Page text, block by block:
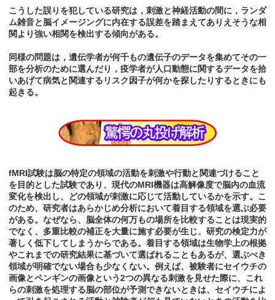
こうした誤りを犯している研究は，刺激と神経活動の間に，ランダ
ム雑音と脳イメージングに内在する誤差を踏まえてありえそうな相
関より強い相関を検出する傾向がある。
同様の問題は，遺伝学者が何千もの遺伝子のデータを集めてその一
部を分析のために選んだり，疫学者が人口動態に関するデータを拾
いあげて病気と関連するリスク因子が何かを探したりするときにも
起きる。
fMRI試験は脳の特定の領域の活動を刺激や行動と関連づけること
を目的とした試験であり、現代のMRI機器は高解像度で脳内の血流
変化を検出し、どの領域が刺激に応じて活動しているかを示す。こ
のため、研究者はあらかじめ分析において着目する領域を選ぶ必要
がある。なぜなら、脳全体の何万もの場所を比較することは現実的
でなく、多重比較の補正を大量に施す必要が生じ、研究の検定力が
著しく低下してしまうからである。着目する領域は生物学上の根拠
やこれまでの研究結果に基づいて選ばれることもあるが、選ぶべき
領域が明確でない場合も少なくない。例えば、被験者にセイウチの
画像とペンギンの画像という2つの異なる刺激を見せた際に、これ
らの刺激を処理する脳の部位が予測できないときは、セイウチによ